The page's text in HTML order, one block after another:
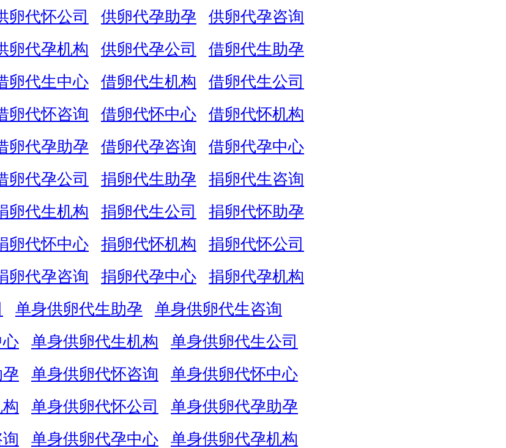
卵代怀公司 供卵代孕助孕
供卵代孕咨询
卵代孕机构 供卵代孕公司
借卵代生助孕
卵代生中心 借卵代生机构
借卵代生公司
卵代怀咨询 借卵代怀中心
借卵代怀机构
卵代孕助孕 借卵代孕咨询
借卵代孕中心
卵代孕公司 捐卵代生助孕
捐卵代生咨询
卵代生机构 捐卵代生公司
捐卵代怀助孕
卵代怀中心 捐卵代怀机构
捐卵代怀公司
卵代孕咨询 捐卵代孕中心
捐卵代孕机构
单身供卵代生助孕
单身供卵代生咨询
单身供卵代生机构
单身供卵代生公司
单身供卵代怀咨询
单身供卵代怀中心
单身供卵代怀公司
单身供卵代孕助孕
单身供卵代孕中心
单身供卵代孕机构